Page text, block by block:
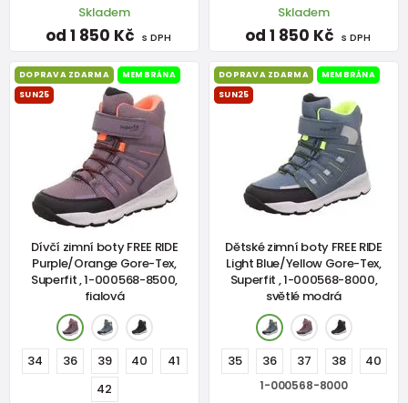
Skladem
od 1 850 Kč s DPH
Skladem
od 1 850 Kč s DPH
DOPRAVA ZDARMA
MEMBRÁNA
SUN25
Dívčí zimní boty FREE RIDE
Purple/Orange Gore-Tex,
Superfit , 1-000568-8500,
fialová
34 36 39 40
41
42
DOPRAVA ZDARMA
MEMBRÁNA
SUN25
Dětské zimní boty FREE RIDE
Light Blue/Yellow Gore-Tex,
Superfit , 1-000568-8000,
světlé modrá
35 36 37 38 40
1-000568-8000